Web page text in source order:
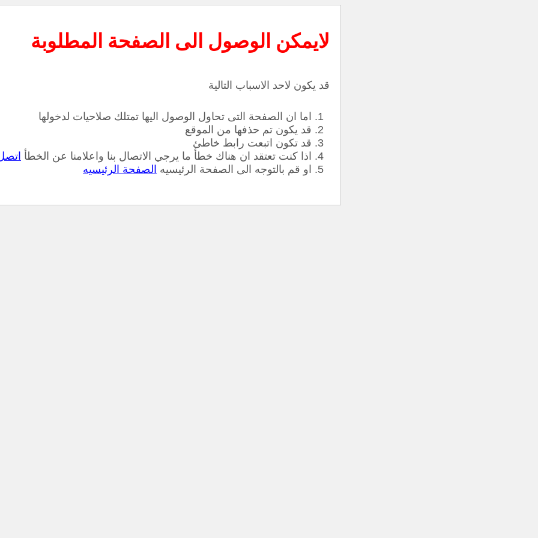
لايمكن الوصول الى الصفحة المطلوبة
قد يكون لاحد الاسباب التالية
اما ان الصفحة التى تحاول الوصول اليها تمتلك صلاحيات لدخولها
قد يكون تم حذفها من الموقع
قد تكون اتبعت رابط خاطئ
اذا كنت تعتقد ان هناك خطأ ما يرجي الاتصال بنا واعلامنا عن الخطأ
او قم بالتوجه الى الصفحة الرئيسيه الصفحة الرئيسيه